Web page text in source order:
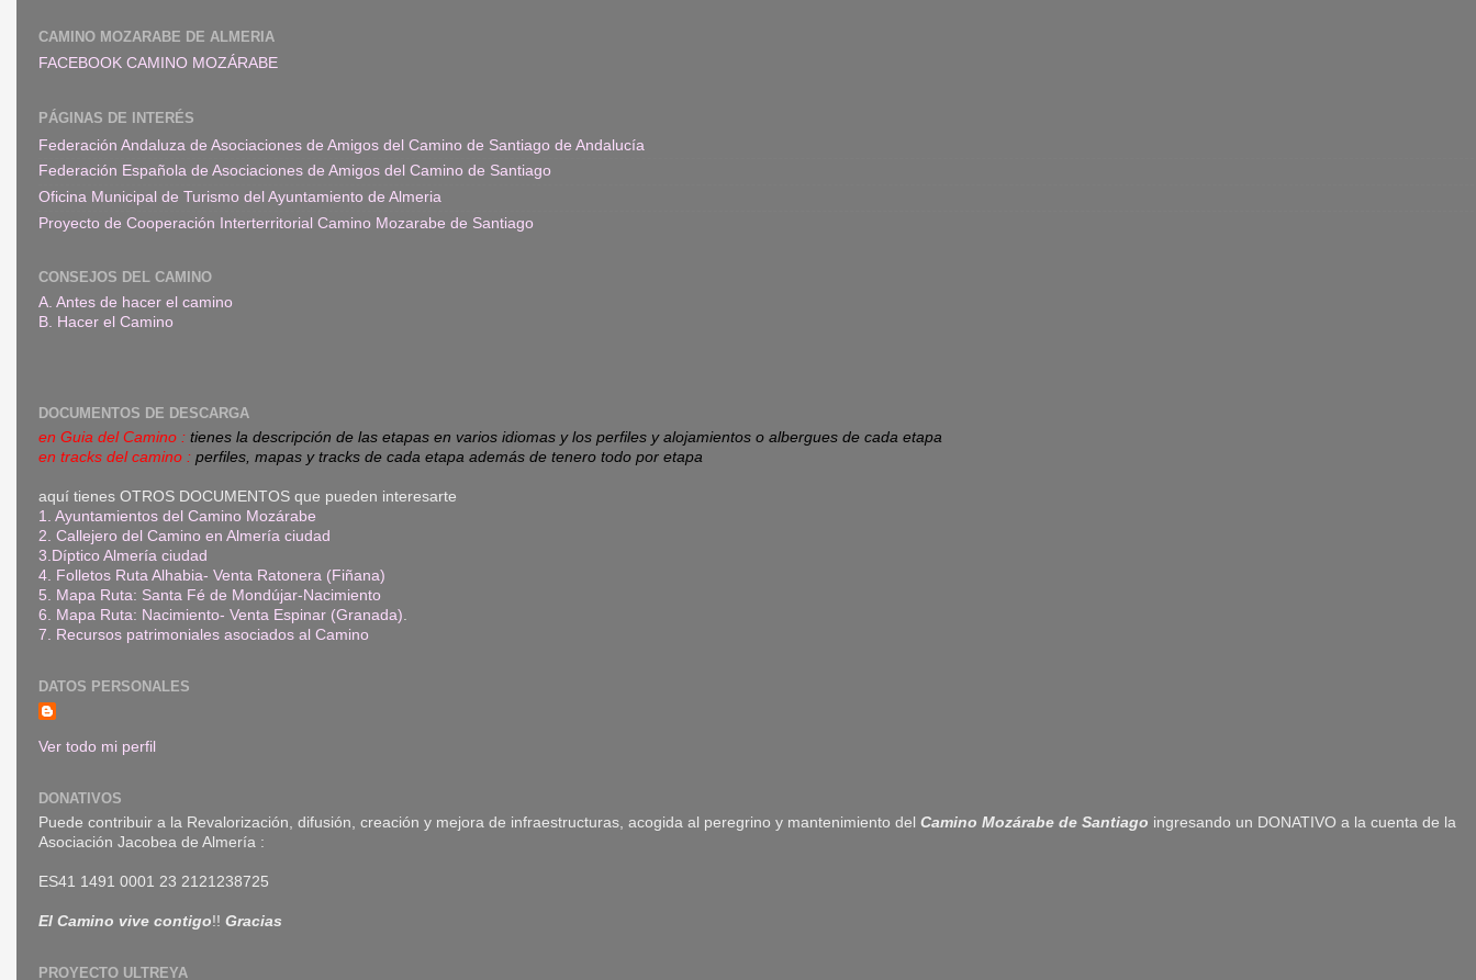
CAMINO MOZARABE DE ALMERIA
FACEBOOK CAMINO MOZÁRABE
PÁGINAS DE INTERÉS
Federación Andaluza de Asociaciones de Amigos del Camino de Santiago de Andalucía
Federación Española de Asociaciones de Amigos del Camino de Santiago
Oficina Municipal de Turismo del Ayuntamiento de Almeria
Proyecto de Cooperación Interterritorial Camino Mozarabe de Santiago
CONSEJOS DEL CAMINO
A. Antes de hacer el camino
B. Hacer el Camino
DOCUMENTOS DE DESCARGA
en Guia del Camino : tienes la descripción de las etapas en varios idiomas y los perfiles y alojamientos o albergues de cada etapa
en tracks del camino : perfiles, mapas y tracks de cada etapa además de tenero todo por etapa
aquí tienes OTROS DOCUMENTOS que pueden interesarte
1. Ayuntamientos del Camino Mozárabe
2. Callejero del Camino en Almería ciudad
3.Díptico Almería ciudad
4. Folletos Ruta Alhabia- Venta Ratonera (Fiñana)
5. Mapa Ruta: Santa Fé de Mondújar-Nacimiento
6. Mapa Ruta: Nacimiento- Venta Espinar (Granada).
7. Recursos patrimoniales asociados al Camino
DATOS PERSONALES
Ver todo mi perfil
DONATIVOS
Puede contribuir a la Revalorización, difusión, creación y mejora de infraestructuras, acogida al peregrino y mantenimiento del Camino Mozárabe de Santiago ingresando un DONATIVO a la cuenta de la
Asociación Jacobea de Almería :
ES41 1491 0001 23 2121238725
El Camino vive contigo!! Gracias
PROYECTO ULTREYA